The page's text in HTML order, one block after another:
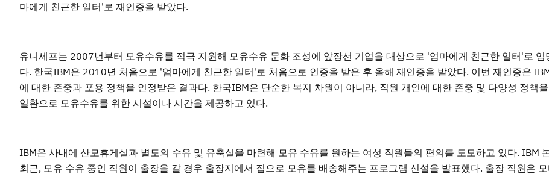
마에게 친근한 일터'로 재인증을 받았다.
유니세프는 2007년부터 모유수유를 적극 지원해 모유수유 문화 조성에 앞장선 기업을 대상으로 '엄마에게 친근한 일터'로 임
다. 한국IBM은 2010년 처음으로 '엄마에게 친근한 일터'로 처음으로 인증을 받은 후 올해 재인증을 받았다. 이번 재인증은
에 대한 존중과 포용 정책을 인정받은 결과다. 한국IBM은 단순한 복지 차원이 아니라, 직원 개인에 대한 존중 및 다양성 정책
일환으로 모유수유를 위한 시설이나 시간을 제공하고 있다.
IBM은 사내에 산모휴게실과 별도의 수유 및 유축실을 마련해 모유 수유를 원하는 여성 직원들의 편의를 도모하고 있다. IBM
최근, 모유 수유 중인 직원이 출장을 갈 경우 출장지에서 집으로 모유를 배송해주는 프로그램 신설을 발표했다. 출장 직원은